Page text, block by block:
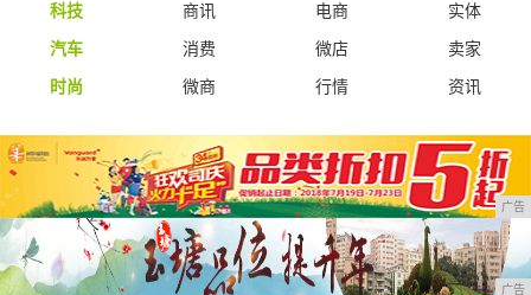
科技
商讯 电商
实体
汽车
消费 微店
卖家
时尚
微商 行情 资讯
广告
广告